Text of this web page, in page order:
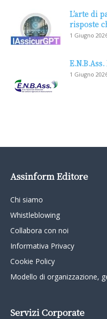
L’arte di
risposte
1 Giugno
1 Giugno
Assinform Editore
Chi siamo
Whistleblowing
Collabora con noi
Informativa Privacy
Cookie Policy
Modello di organizzazione,
Servizi Corporate